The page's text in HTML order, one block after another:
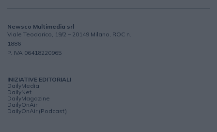
Newsco Multimedia srl
Viale Teodorico, 19/2 – 20149 Milano, ROC n.
1886
P. IVA 06418220965
INIZIATIVE EDITORIALI
DailyMedia
DailyNet
DailyMagazine
DailyOnAir
DailyOnAir (Podcast)